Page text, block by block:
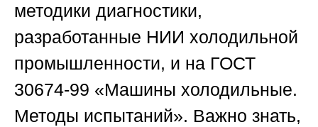
методики диагностики,
разработанные НИИ холодильной
промышленности, и на ГОСТ
30674-99 «Машины холодильные.
Методы испытаний». Важно знать,